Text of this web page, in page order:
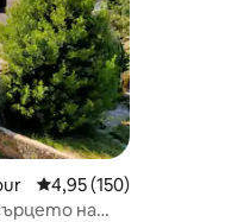
Средна оценка: 4,95
4,95 (150)
на